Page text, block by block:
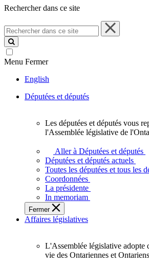
Rechercher dans ce site
Rechercher
dans
ce
site
Menu Fermer
English
Députées et députés
députés
vous
représentent
sein
de
l'Assemblée
législative
l'Ontario.
Les députées et députés vous
l'Assemblée législative de
Aller à Députées et députés
Députées et députés actuels
Toutes les députées et tous les
Coordonnées
La présidente
In memoriam
Fermer
Affaires législatives
L'Assemblée
L'Assemblée législative adopte
vie des Ontariennes et